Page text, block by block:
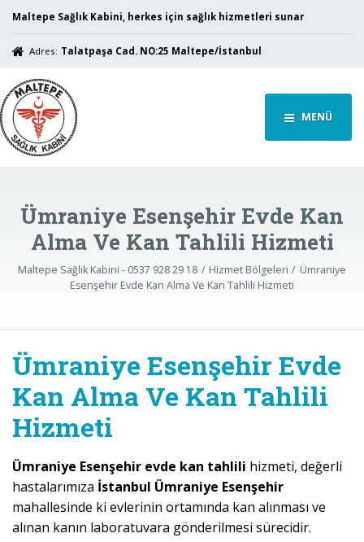
Maltepe Sağlık Kabini, herkes için sağlık hizmetleri sunar
Adres: Talatpaşa Cad. NO:25 Maltepe/İstanbul
MENÜ
Ümraniye Esenşehir Evde Kan
Alma Ve Kan Tahlili Hizmeti
Maltepe Sağlık Kabini - 0537 928 29 18 Hizmet Bölgeleri
Ümraniye
Esenşehir Evde Kan Alma Ve Kan Tahlili Hizmeti
Ümraniye Esenşehir Evde
Kan Alma Ve Kan Tahlili
Hizmeti
Ümraniye Esenşehir evde kan tahlili hizmeti, değerli
hastalarımıza İstanbul Ümraniye Esenşehir
mahallesinde ki evlerinin ortamında kan alınması ve
alınan kanın laboratuvara gönderilmesi sürecidir.